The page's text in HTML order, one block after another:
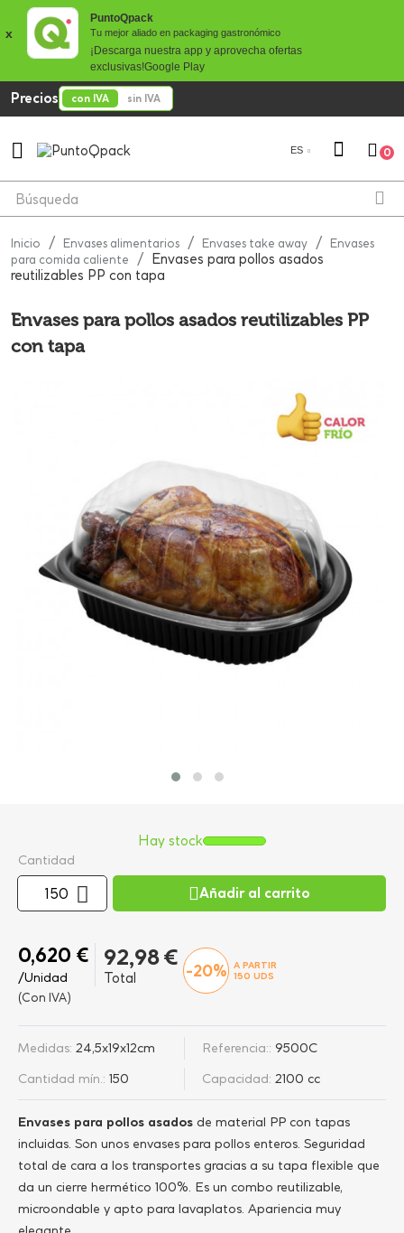
x
PuntoQpack
Tu mejor aliado en packaging gastronómico
¡Descarga nuestra app y aprovecha ofertas
exclusivas!Google Play
Precios con IVA sin IVA
 ES 0
Inicio Envases alimentarios Envases take away
Envases
para comida caliente
Envases para pollos asados
reutilizables PP con tapa
Envases para pollos asados reutilizables PP
con tapa
0,620 €
/Unidad
(Con IVA)
92,98 €
Total -20% A PARTIR
150 UDS
Envases para pollos asados de material PP con tapas
incluidas. Son unos envases para pollos enteros. Seguridad
total de cara a los transportes gracias a su tapa flexible que
da un cierre hermético 100%. Es un combo reutilizable,
microondable y apto para lavaplatos. Apariencia muy
Cantidad
Añadir al carrito
Medidas: 24,5x19x12cm Referencia:: 9500C
Cantidad mín.: 150 Capacidad: 2100 cc
Hay stock